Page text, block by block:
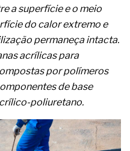
a superfície e o meio
do calor extremo e
permaneça intacta.
acrílicas para
por polímeros
de base
poliuretano.